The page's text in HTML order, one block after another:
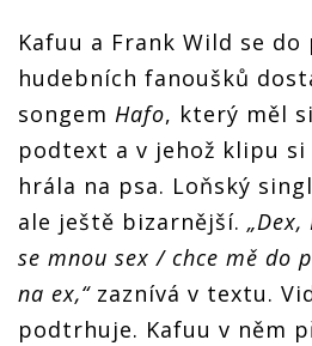
Clash of
Chleba
chabý
pokus
Clash of
the Stars i
Marianka
Kafuu a Frank Wild se do
hudebních fanoušků
songem Hafo, který měl
podtext a v jehož klipu
hrála na psa. Loňský singl
ale ještě bizarnější.
se mnou sex / chce mě do
na ex,“zaznívá v textu.
podtrhuje. Kafuu v něm